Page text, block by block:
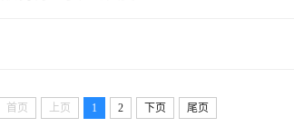
首页 上页 1 2 下页 尾页